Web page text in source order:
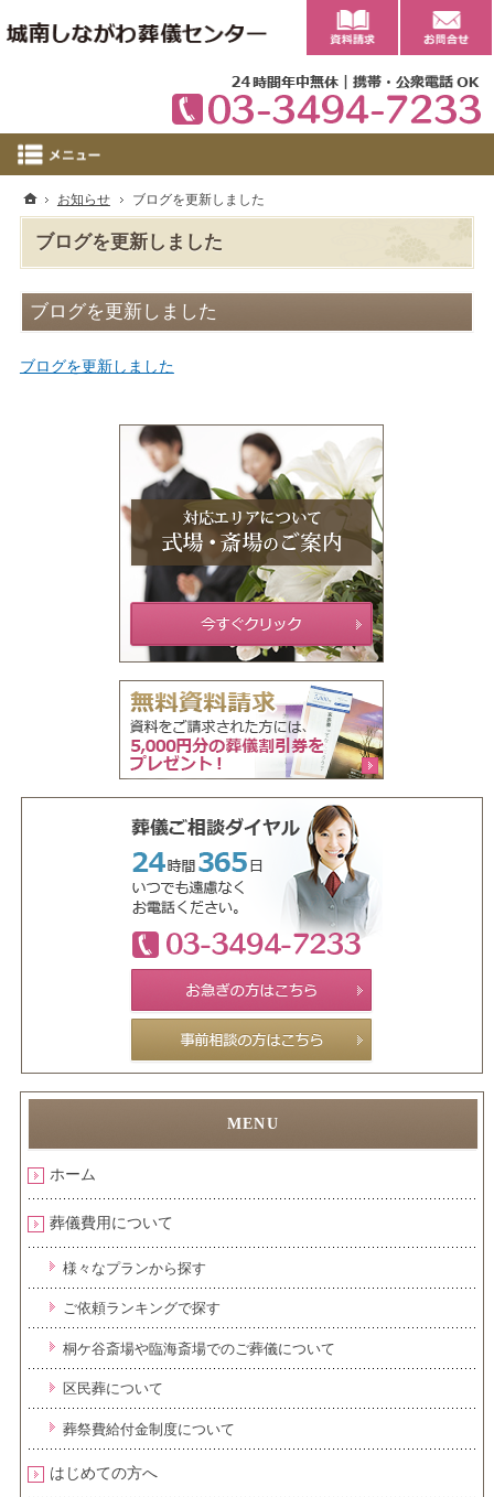
ブログを更新しました
ブログを更新しました
ブログを更新しました
ホーム
葬儀費用について
様々なプランから探す
ご依頼ランキングで探す
桐ケ谷斎場や臨海斎場でのご葬儀について
区民葬について
葬祭費給付金制度について
はじめての方へ
ホーム
お知らせ ブログを更新しました